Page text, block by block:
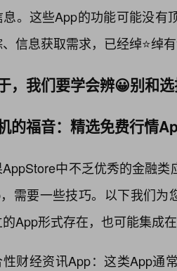
息。这些App的功能可能没有
信息获取需求，已经绰⭐绰
，我们要学会辨😀别和
的福音：精选免费行情
AppStore中不乏优秀的金融
需要一些技巧。以下我们
App形式存在，也可能集成
财经资讯App：这类App通